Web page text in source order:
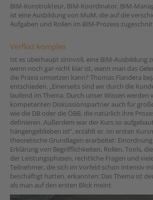
BIM-Konstrukteur, BIM-Koordinator, BIM-
ist eine Ausbildung von MuM, die auf die
Aufgaben und Rollen im BIM-Prozess
Verflixt komplex
Ist es überhaupt sinnvoll, eine BIM-Ausbildung
wenn noch gar nicht klar ist, wann man das
die Praxis umsetzen kann? Thomas Flandera
entschieden. „Einerseits sind wir durch die
laufend im Thema. Durch unser Wissen werden
kompetenten Diskussionspartner auch für
wie die DB oder die ÖBB, die natürlich ihre
definieren. Außerdem war der Kurs so
hängengeblieben ist“, erzählt er. Im ersten
theoretische Grundlagen erarbeitet:
Erklärung von Begrifflichkeiten, Rollen, Tools,
der Leistungsphasen, rechtliche Fragen und
Teilnehmer, die sich im Vorfeld schon intensiv
beschäftigt hatten, erkannten: Das Thema ist
als man auf den ersten Blick meint.